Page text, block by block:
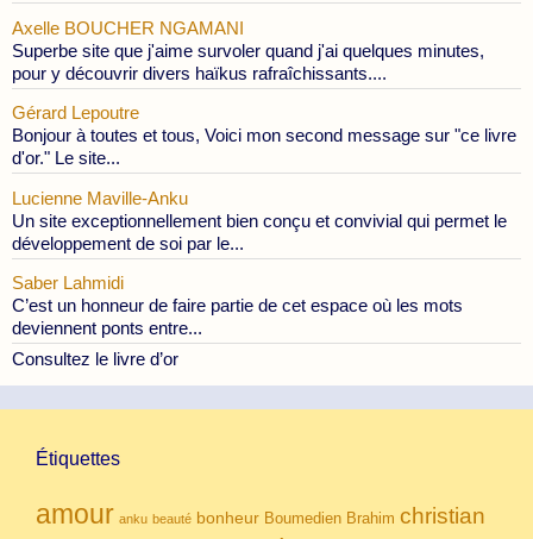
Axelle BOUCHER NGAMANI
Superbe site que j'aime survoler quand j'ai quelques minutes,
pour y découvrir divers haïkus rafraîchissants....
Gérard Lepoutre
Bonjour à toutes et tous, Voici mon second message sur "ce livre
d'or." Le site...
Lucienne Maville-Anku
Un site exceptionnellement bien conçu et convivial qui permet le
développement de soi par le...
Saber Lahmidi
C’est un honneur de faire partie de cet espace où les mots
deviennent ponts entre...
Consultez le livre d’or
Étiquettes
amour anku beauté bonheur Boumedien Brahim christian